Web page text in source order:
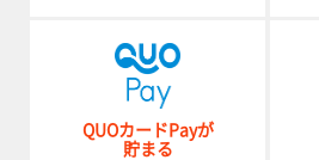
QUOカードPayが
貯まる